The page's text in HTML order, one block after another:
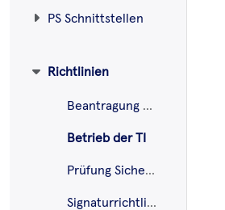
PS Schnittstellen
Richtlinien
Beantragung SMC-B ORG
Betrieb der TI
Prüfung Sicherheitseignung
Signaturrichtlinie QES NFDM